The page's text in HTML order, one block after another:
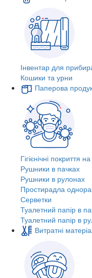
Інвентар для
Кошики та урни
Паперова
Гігієнічні покриття
Рушники в пачках
Рушники в рулонах
Простирадла
Серветки
Туалетний папір в
Туалетний папір в
Витратні